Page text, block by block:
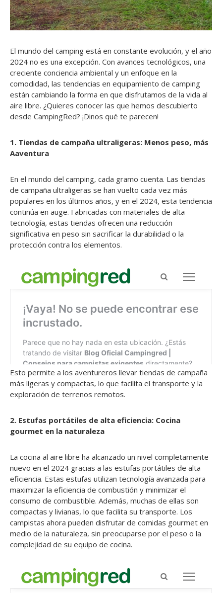
El mundo del camping está en constante evolución, y el año
2024 no es una excepción. Con avances tecnológicos, una
creciente conciencia ambiental y un enfoque en la
comodidad, las tendencias en equipamiento de camping
están cambiando la forma en que disfrutamos de la vida al
aire libre. ¿Quieres conocer las que hemos descubierto
desde CampingRed? ¡Dinos qué te parecen!
1. Tiendas de campaña ultraligeras: Menos peso, más
Aaventura
En el mundo del camping, cada gramo cuenta. Las tiendas
de campaña ultraligeras se han vuelto cada vez más
populares en los últimos años, y en el 2024, esta tendencia
continúa en auge. Fabricadas con materiales de alta
tecnología, estas tiendas ofrecen una reducción
significativa en peso sin sacrificar la durabilidad o la
protección contra los elementos.
Esto permite a los aventureros llevar tiendas de campaña
más ligeras y compactas, lo que facilita el transporte y la
exploración de terrenos remotos.
2. Estufas portátiles de alta eficiencia: Cocina
gourmet en la naturaleza
La cocina al aire libre ha alcanzado un nivel completamente
nuevo en el 2024 gracias a las estufas portátiles de alta
eficiencia. Estas estufas utilizan tecnología avanzada para
maximizar la eficiencia de combustión y minimizar el
consumo de combustible. Además, muchas de ellas son
compactas y livianas, lo que facilita su transporte. Los
campistas ahora pueden disfrutar de comidas gourmet en
medio de la naturaleza, sin preocuparse por el peso o la
complejidad de su equipo de cocina.